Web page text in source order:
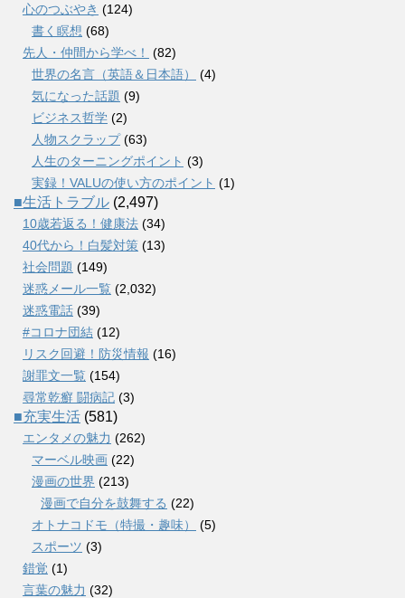
心のつぶやき (124)
書く瞑想 (68)
先人・仲間から学べ！
(82)
世界の名言（英語＆日本語）
(4)
気になった話題 (9)
ビジネス哲学 (2)
人物スクラップ(63)
人生のターニングポイント (3)
実録！VALUの使い方のポイント (1)
■生活トラブル (2,497)
10歳若返る！健康法 (34)
40代から！白髪対策 (13)
社会問題 (149)
迷惑メール一覧 (2,032)
迷惑電話 (39)
#コロナ団結 (12)
リスク回避！防災情報 (16)
謝罪文一覧 (154)
尋常乾癬 闘病記 (3)
■充実生活 (581)
エンタメの魅力 (262)
マーベル映画 (22)
漫画の世界 (213)
漫画で自分を鼓舞する (22)
オトナコドモ（特撮・趣味）
(5)
スポーツ (3)
錯覚 (1)
言葉の魅力 (32)